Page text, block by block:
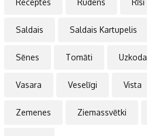
Saldais Saldais Kartupelis
Sēnes Tomāti Uzkoda
Vasara Veselīgi Vista
Zemenes Ziemassvētki